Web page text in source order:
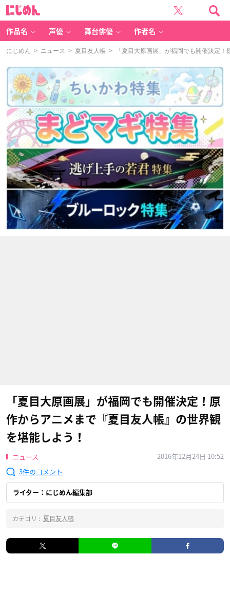
作品名 声優 舞台俳優 作者名
にじめん > ニュース > 夏目友人帳 > 「夏目大原画展」が福岡でも開催決定！
「夏目大原画展」が福岡でも開催決定！原
作からアニメまで『夏目友人帳』の世界観
を堪能しよう！
ニュース
2016年12月24日 10:52
3
ライター：にじめん編集部
カテゴリ : 夏目友人帳